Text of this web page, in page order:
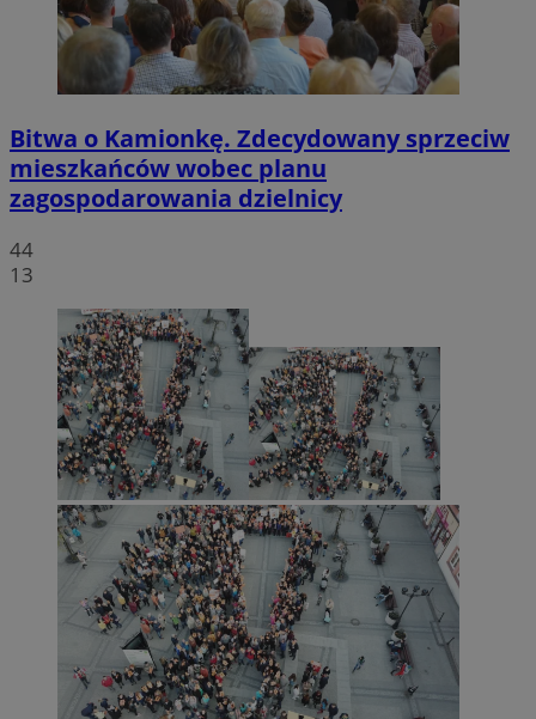
Bitwa o Kamionkę. Zdecydowany sprzeciw
mieszkańców wobec planu
zagospodarowania dzielnicy
44
13